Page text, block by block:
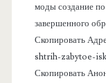
моды создание
завершенного
Скопировать
shtrih-zabytoe-
Скопировать